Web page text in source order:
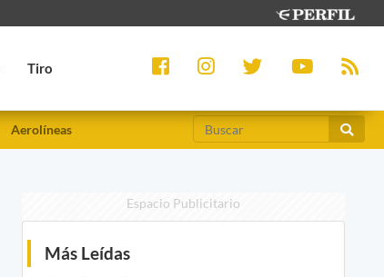
Tiro
Aerolíneas
Espacio Publicitario
Más Leídas